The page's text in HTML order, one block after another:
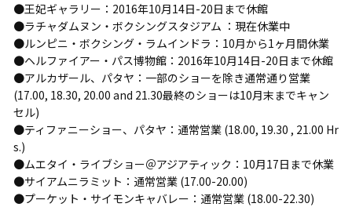
●王妃ギャラリー：2016年10月14日-20日まで休館
●ラチャダムヌン・ボクシングスタジアム ：現在休業中
●ルンピニ・ボクシング・ラムインドラ：10月から1ヶ月間休業
●ヘルファイアー・パス博物館：2016年10月14日-20日まで休館
●アルカザール、パタヤ：一部のショーを除き通常通り営業
(17.00, 18.30, 20.00 and 21.30最終のショーは10月末までキャン
セル)
●ティファニーショー、パタヤ：通常営業 (18.00, 19.30 , 21.00 Hr
s.)
●ムエタイ・ライブショー＠アジアティック：10月17日まで休業
●サイアムニラミット：通常営業 (17.00-20.00)
●プーケット・サイモンキャバレー：通常営業 (18.00-22.30)